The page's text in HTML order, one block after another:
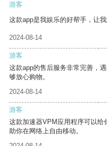
游客
这款app是我娱乐的好帮手，让
2024-08-14
游客
这款app的售后服务非常完善，
够放心购物。
2024-08-14
游客
这款加速器VPM应用程序可以
助你在网络上自由移动。